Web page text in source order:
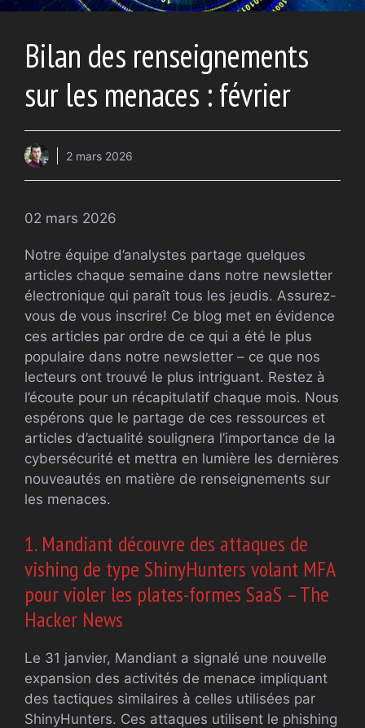
Bilan des renseignements
sur les menaces : février
2 mars 2026
02 mars 2026
Notre équipe d’analystes partage quelques
articles chaque semaine dans notre newsletter
électronique qui paraît tous les jeudis. Assurez-
vous de vous inscrire! Ce blog met en évidence
ces articles par ordre de ce qui a été le plus
populaire dans notre newsletter – ce que nos
lecteurs ont trouvé le plus intriguant. Restez à
l’écoute pour un récapitulatif chaque mois. Nous
espérons que le partage de ces ressources et
articles d’actualité soulignera l’importance de la
cybersécurité et mettra en lumière les dernières
nouveautés en matière de renseignements sur
les menaces.
1. Mandiant découvre des attaques de
vishing de type ShinyHunters volant MFA
pour violer les plates-formes SaaS – The
Hacker News
Le 31 janvier, Mandiant a signalé une nouvelle
expansion des activités de menace impliquant
des tactiques similaires à celles utilisées par
ShinyHunters. Ces attaques utilisent le phishing